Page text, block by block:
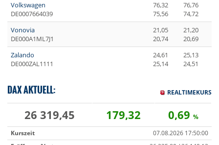
Volkswagen
DE0007664039
76,32
75,56
76,76
74,72
Vonovia
DE000A1ML7J1
21,05
20,74
21,20
20,69
Zalando
DE000ZAL1111
24,61
25,14
25,13
24,51
DAX AKTUELL: REALTIMEKURS
26 319,45 179,32 0,69 %
Kurszeit
07.08.2026 17:50:00